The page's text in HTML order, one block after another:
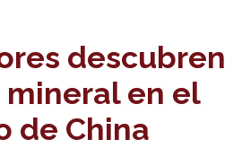
descubren
mineral en el
de China